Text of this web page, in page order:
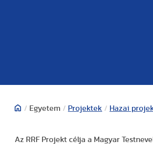
/ Egyetem / Projektek / Hazai
Az RRF Projekt célja a Magyar